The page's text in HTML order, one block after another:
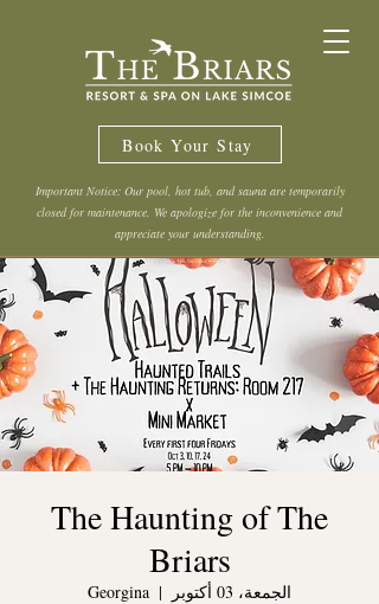
Book Your Stay
Important Notice: Our pool, hot tub, and sauna are temporarily
closed for maintenance. We apologize for the inconvenience and
appreciate your understanding.
The Haunting of The
Briars
الجمعة، 03 أكتوبر
  |
Georgina